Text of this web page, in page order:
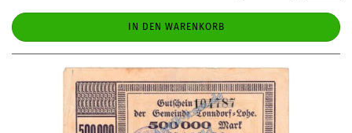
IN DEN WARENKORB